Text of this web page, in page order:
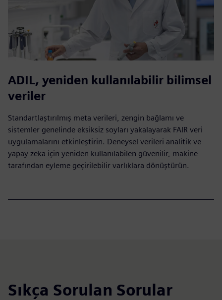
ADIL, yeniden kullanılabilir bilimsel
veriler
Standartlaştırılmış meta verileri, zengin bağlamı ve
sistemler genelinde eksiksiz soyları yakalayarak FAIR veri
uygulamalarını etkinleştirin. Deneysel verileri analitik ve
yapay zeka için yeniden kullanılabilen güvenilir, makine
tarafından eyleme geçirilebilir varlıklara dönüştürün.
Sıkça Sorulan Sorular